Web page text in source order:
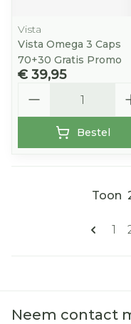
Vista
Vista Omega 3 Caps
70+30 Gratis Promo
€ 39,95
Bestel
1
Toon
Neem contact